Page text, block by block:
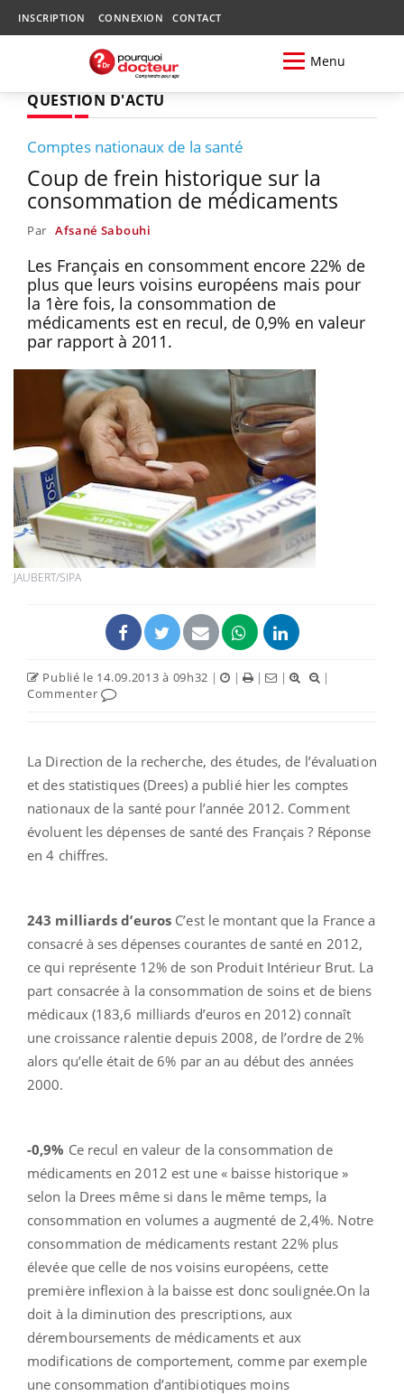
INSCRIPTION CONNEXION CONTACT
Menu
QUESTION D'ACTU
Comptes nationaux de la santé
Coup de frein historique sur la
consommation de médicaments
Par Afsané Sabouhi
Les Français en consomment encore 22% de
plus que leurs voisins européens mais pour
la 1ère fois, la consommation de
médicaments est en recul, de 0,9% en valeur
par rapport à 2011.
JAUBERT/SIPA
Publié le 14.09.2013 à 09h32 | | | |
|
Commenter
La Direction de la recherche, des études, de l’évaluation
et des statistiques (Drees) a publié hier les comptes
nationaux de la santé pour l’année 2012. Comment
évoluent les dépenses de santé des Français ? Réponse
en 4 chiffres.
243 milliards d’euros C’est le montant que la France a
consacré à ses dépenses courantes de santé en 2012,
ce qui représente 12% de son Produit Intérieur Brut. La
part consacrée à la consommation de soins et de biens
médicaux (183,6 milliards d’euros en 2012) connaît
une croissance ralentie depuis 2008, de l’ordre de 2%
alors qu’elle était de 6% par an au début des années
2000.
-0,9% Ce recul en valeur de la consommation de
médicaments en 2012 est une « baisse historique »
selon la Drees même si dans le même temps, la
consommation en volumes a augmenté de 2,4%. Notre
consommation de médicaments restant 22% plus
élevée que celle de nos voisins européens, cette
première inflexion à la baisse est donc soulignée.On la
doit à la diminution des prescriptions, aux
déremboursements de médicaments et aux
modifications de comportement, comme par exemple
une consommation d’antibiotiques moins